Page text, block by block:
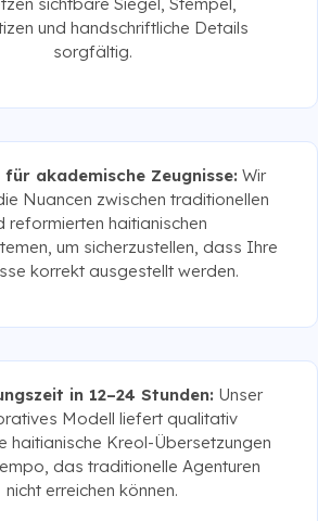
und handschriftliche Details
sorgfältig.
akademische Zeugnisse: Wir
Nuancen zwischen traditionellen
reformierten haitianischen
um sicherzustellen, dass Ihre
korrekt ausgestellt werden.
in 12–24 Stunden: Unser
Modell liefert qualitativ
haitianische Kreol-Übersetzungen
das traditionelle Agenturen
nicht erreichen können.